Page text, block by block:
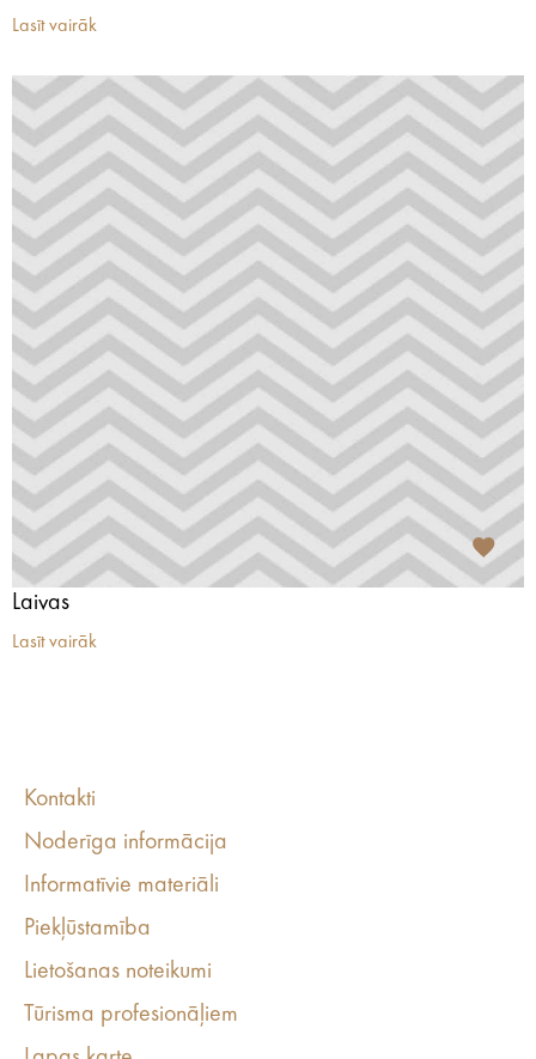
Lasīt vairāk
Laivas
Lasīt vairāk
Kontakti
Noderīga informācija
Informatīvie materiāli
Piekļūstamība
Lietošanas noteikumi
Tūrisma profesionāļiem